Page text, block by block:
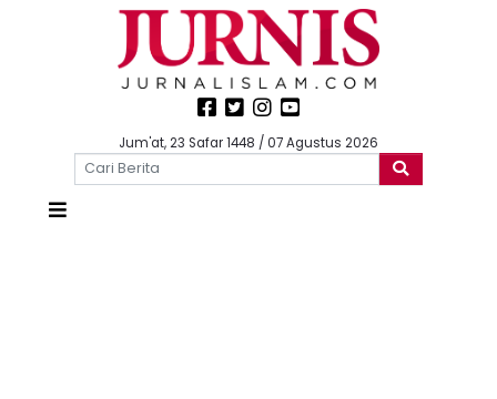
Jum'at, 23 Safar 1448 / 07 Agustus 2026